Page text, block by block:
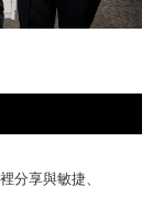
分享與敏捷、